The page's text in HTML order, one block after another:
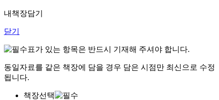
내책장담기
닫기
표가 있는 항목은 반드시 기재해 주셔야 합니다.
동일자료를 같은 책장에 담을 경우 담은 시점만 최신으로 수정
됩니다.
책장선택